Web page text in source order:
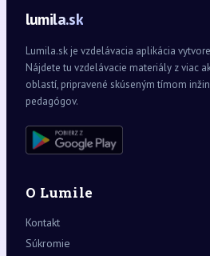
lumila.sk
Lumila.sk je vzdelávacia aplikácia
Nájdete tu vzdelávacie materiály z viac
oblastí, pripravené skúseným tímom
pedagógov.
O Lumile
Kontakt
Súkromie